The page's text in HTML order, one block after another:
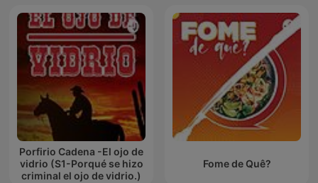
Porfirio Cadena -El ojo de
vidrio (S1-Porqué se hizo
criminal el ojo de vidrio.)
Fome de Quê?